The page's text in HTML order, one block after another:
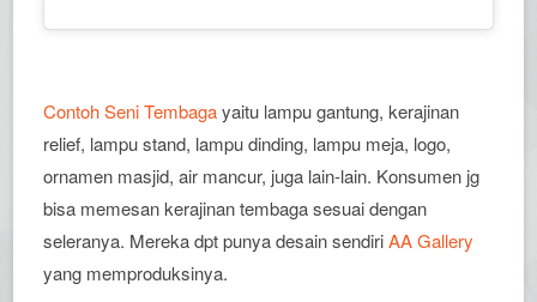
Contoh Seni Tembagayaitu lampu gantung, kerajinan
relief, lampu stand, lampu dinding, lampu meja, logo,
ornamen masjid, air mancur, juga lain-lain. Konsumen jg
bisa memesan kerajinan tembaga sesuai dengan
seleranya. Mereka dpt punya desain sendiriAA Gallery
yang memproduksinya.